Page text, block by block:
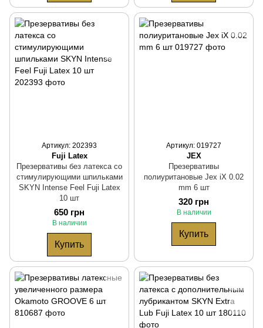
Артикул: 202393
Fuji Latex
Презервативы без латекса со
стимулирующими шпильками
SKYN Intense Feel Fuji Latex
10 шт
650 грн
В наличии
Купить
Артикул: 019727
JEX
Презервативы
полиуритановые Jex iX 0.02
mm 6 шт
320 грн
В наличии
Купить